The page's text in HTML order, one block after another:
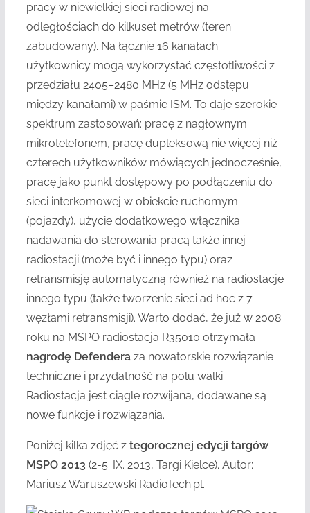
pracy w niewielkiej sieci radiowej na
odległościach do kilkuset metrów (teren
zabudowany). Na łącznie 16 kanałach
użytkownicy mogą wykorzystać częstotliwości z
przedziału 2405–2480 MHz (5 MHz odstępu
między kanałami) w paśmie ISM. To daje szerokie
spektrum zastosowań: pracę z nagłownym
mikrotelefonem, pracę dupleksową nie więcej niż
czterech użytkowników mówiących jednocześnie,
pracę jako punkt dostępowy po podłączeniu do
sieci interkomowej w obiekcie ruchomym
(pojazdy), użycie dodatkowego włącznika
nadawania do sterowania pracą także innej
radiostacji (może być i innego typu) oraz
retransmisję automatyczną również na radiostacje
innego typu (także tworzenie sieci ad hoc z 7
węzłami retransmisji). Warto dodać, że już w 2008
roku na MSPO radiostacja R35010 otrzymała
nagrodę Defendera za nowatorskie rozwiązanie
techniczne i przydatność na polu walki.
Radiostacja jest ciągle rozwijana, dodawane są
nowe funkcje i rozwiązania.
Poniżej kilka zdjęć z tegorocznej edycji targów
MSPO 2013 (2-5. IX. 2013, Targi Kielce). Autor:
Mariusz Waruszewski RadioTech.pl.